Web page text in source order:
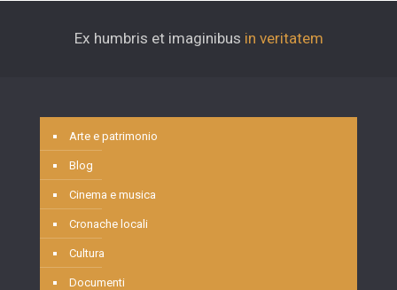
Ex humbris et imaginibus in veritatem
Arte e patrimonio
Blog
Cinema e musica
Cronache locali
Cultura
Documenti